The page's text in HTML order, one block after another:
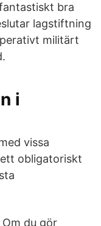
bra
lagstiftning
militärt
i
vissa
obligatoriskt
du gör